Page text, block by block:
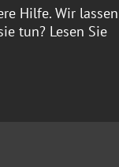
Hilfe. Wir lassen
tun? Lesen Sie